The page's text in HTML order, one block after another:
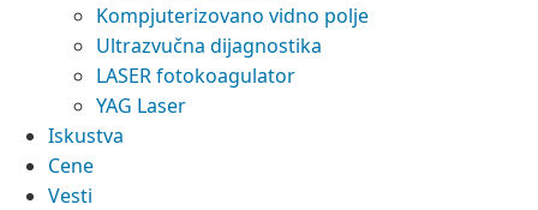
Kompjuterizovano vidno polje
Ultrazvučna dijagnostika
LASER fotokoagulator
YAG Laser
Iskustva
Cene
Vesti